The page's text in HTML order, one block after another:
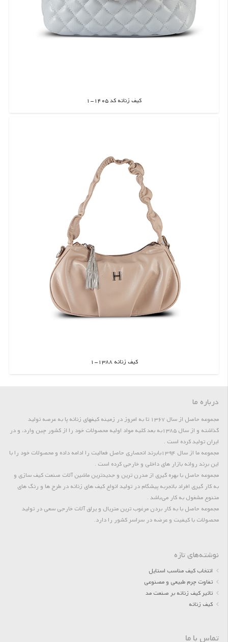
کیف زنانه کد 1405-1
اطلاعات بیشتر
کیف زنانه 1388-1
اطلاعات بیشتر
درباره ما
مجموعه حاصل از سال 1367 تا به امروز در زمینه کیفهای زنانه پا به عرصه تولید
گذاشته و از سال 1385به بعد کلیه مواد اولیه محصولات خود را از کشور چین وارد، و در
ایران تولید کرده است .
مجموعه ما از سال 1394بابرند انحصاری حاصل فعالیت را ادامه داده و محصولات خود را با
این برند روانه بازار های داخلی و خارجی کرده است .
مجموعه حاصل با بهره گیری از مدرن ترین و جدیدترین ماشین آلات صنعت کیف سازی و
به کار گیری افراد باتجربه پیشگام در تولید انواع کیف های زنانه در طرح ها و رنگ های
متنوع مشغول به کار می‌باشد .
مجموعه حاصل با به کار بردن مرغوب ترین متریال و یراق آلات خارجی سعی در تولید
محصولات با کیفیت و عرضه در سراسر کشور را دارد.
نوشته‌های تازه
انتخاب کیف مناسب استایل
تفاوت چرم طبیعی و مصنوعی
تاثیر کیف زنانه بر صنعت مد
کیف زنانه
تماس با ما